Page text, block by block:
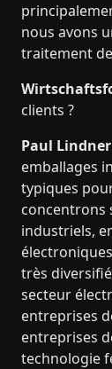
nous avons
traitement
clients ?
Paul
emballages
typiques
concentrons
industriels,
très
secteur
entreprises
entreprises
technologie